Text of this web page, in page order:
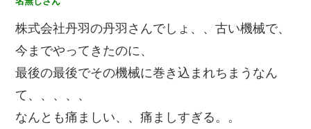
株式会社丹羽の丹羽さんでしょ、、古い機械で、
今までやってきたのに、
最後の最後でその機械に巻き込まれちまうなん
て、、、、、
なんとも痛ましい、、痛ましすぎる。。